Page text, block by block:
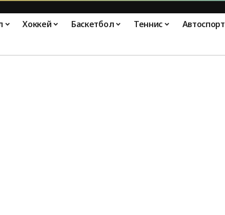
Хоккей Баскетбол Теннис Автоспорт